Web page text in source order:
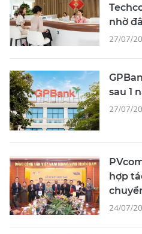
nhờ
27/07/
sau 1
27/07/
hợp
24/07/